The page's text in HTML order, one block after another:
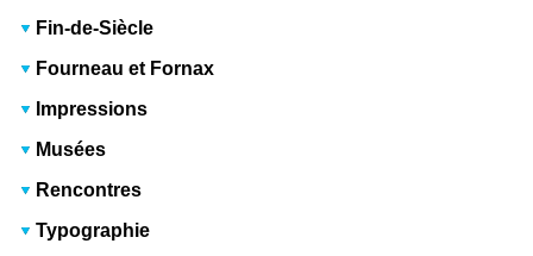
Fin-de-Siècle
Fourneau et Fornax
Impressions
Musées
Rencontres
Typographie